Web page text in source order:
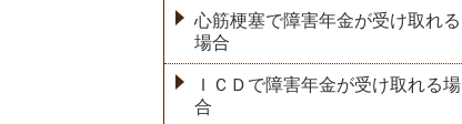
心筋梗塞で障害年金が受け取れる
場合
ＩＣＤで障害年金が受け取れる場
合